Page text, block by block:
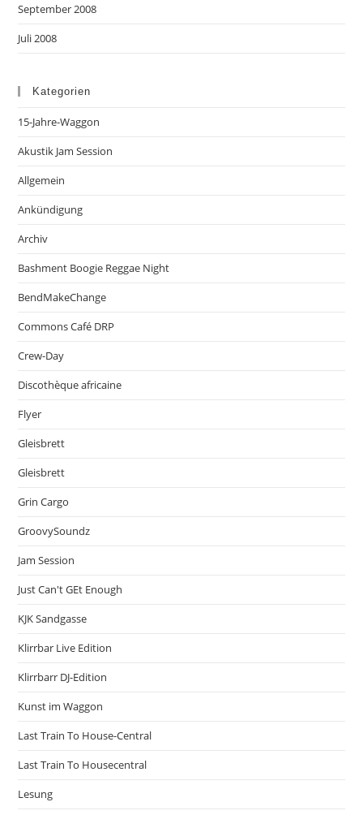
September 2008
Juli 2008
Kategorien
15-Jahre-Waggon
Akustik Jam Session
Allgemein
Ankündigung
Archiv
Bashment Boogie Reggae Night
BendMakeChange
Commons Café DRP
Crew-Day
Discothèque africaine
Flyer
Gleisbrett
Gleisbrett
Grin Cargo
GroovySoundz
Jam Session
Just Can't GEt Enough
KJK Sandgasse
Klirrbar Live Edition
Klirrbarr DJ-Edition
Kunst im Waggon
Last Train To House-Central
Last Train To Housecentral
Lesung